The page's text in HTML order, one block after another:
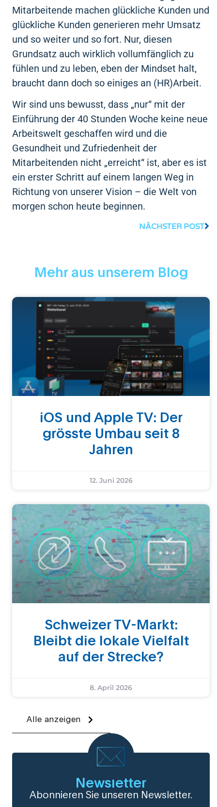
Mitarbeitende machen glückliche Kunden und
glückliche Kunden generieren mehr Umsatz
und so weiter und so fort. Nur, diesen
Grundsatz auch wirklich vollumfänglich zu
fühlen und zu leben, eben der Mindset halt,
braucht dann doch so einiges an (HR)Arbeit.
Wir sind uns bewusst, dass „nur“ mit der
Einführung der 40 Stunden Woche keine neue
Arbeitswelt geschaffen wird und die
Gesundheit und Zufriedenheit der
Mitarbeitenden nicht „erreicht“ ist, aber es ist
ein erster Schritt auf einem langen Weg in
Richtung von unserer Vision – die Welt von
morgen schon heute beginnen.
NÄCHSTER POST
Mehr aus unserem Blog
iOS und Apple TV: Der
grösste Umbau seit 8
Jahren
12. Juni 2026
Schweizer TV-Markt:
Bleibt die lokale Vielfalt
auf der Strecke?
8. April 2026
Alle anzeigen
Newsletter
Abonnieren Sie unseren Newsletter.